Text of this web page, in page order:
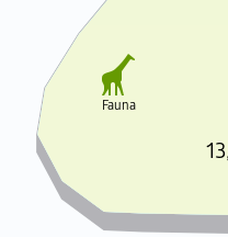

Fauna